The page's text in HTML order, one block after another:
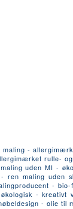
-
rulle-
uden MI -
maling uden
-
- kreativt
- olie